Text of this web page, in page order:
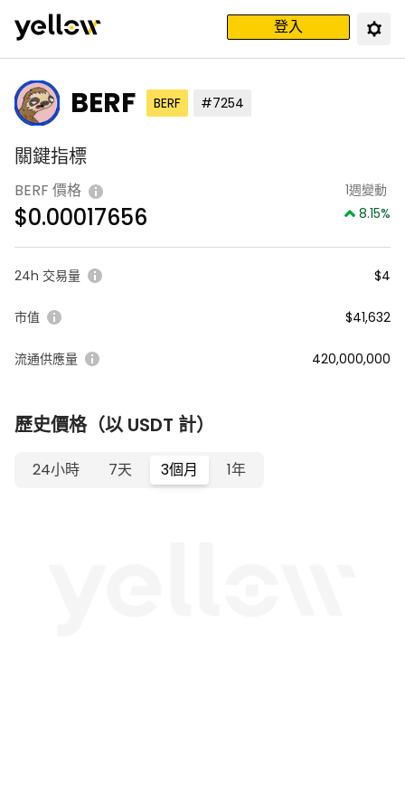
登入
BERF BERF #7254
關鍵指標
BERF 價格
$0.00017656
1週變動
8.15%
24h 交易量 $4
市值 $41,632
流通供應量 420,000,000
歷史價格（以 USDT 計）
24小時 7天 3個月 1年